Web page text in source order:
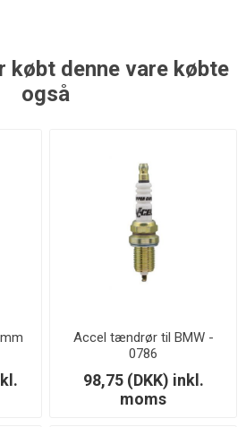
købt denne vare købte
også
Accel tændrør til BMW -
0786
98,75 (DKK) inkl.
moms